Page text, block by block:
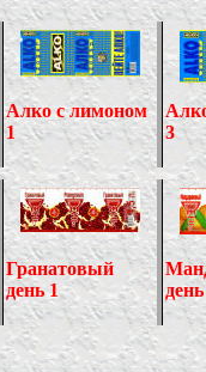
Алко с лимоном
1
3
Гранатовый
день 1